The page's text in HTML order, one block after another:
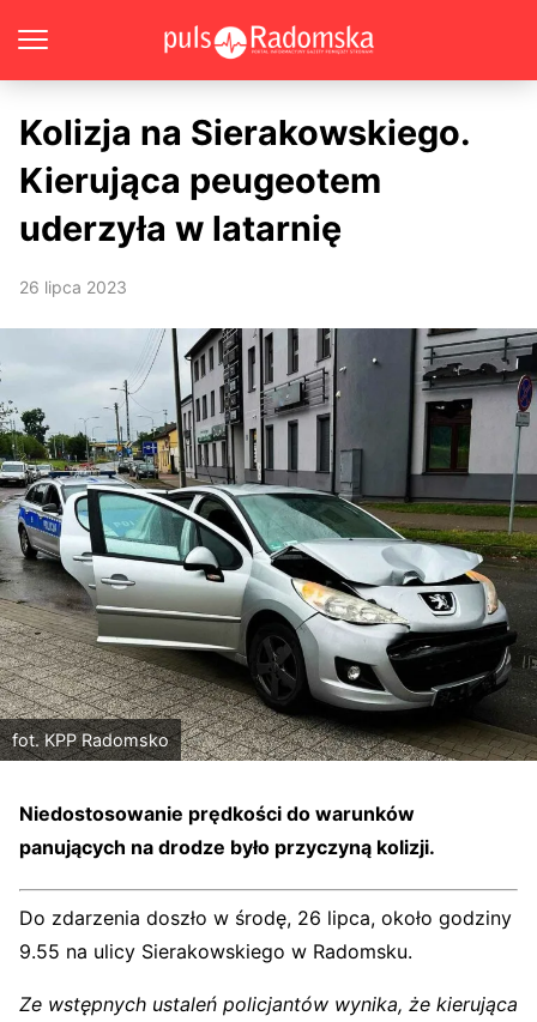
Kolizja na Sierakowskiego.
Kierująca peugeotem
uderzyła w latarnię
26 lipca 2023
fot. KPP Radomsko
Niedostosowanie prędkości do warunków
panujących na drodze było przyczyną kolizji.
Do zdarzenia doszło w środę, 26 lipca, około godziny
9.55 na ulicy Sierakowskiego w Radomsku.
Ze wstępnych ustaleń policjantów wynika, że kierująca